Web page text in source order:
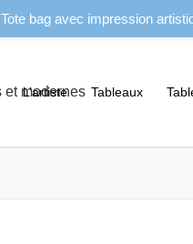
L’artiste Tableaux
Tote bag avec impression